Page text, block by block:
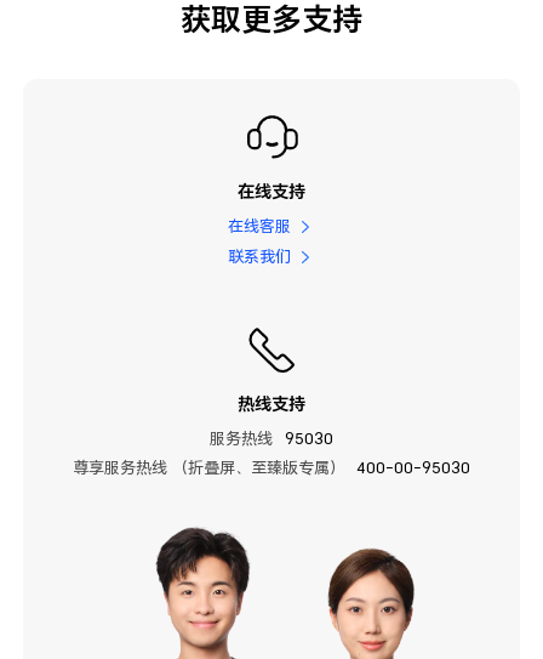
获取更多支持
在线支持
在线客服
联系我们
热线支持
服务热线
95030
尊享服务热线 （折叠屏、至臻版专属）
400-00-95030